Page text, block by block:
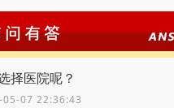
择医院呢？
07 22:36:43